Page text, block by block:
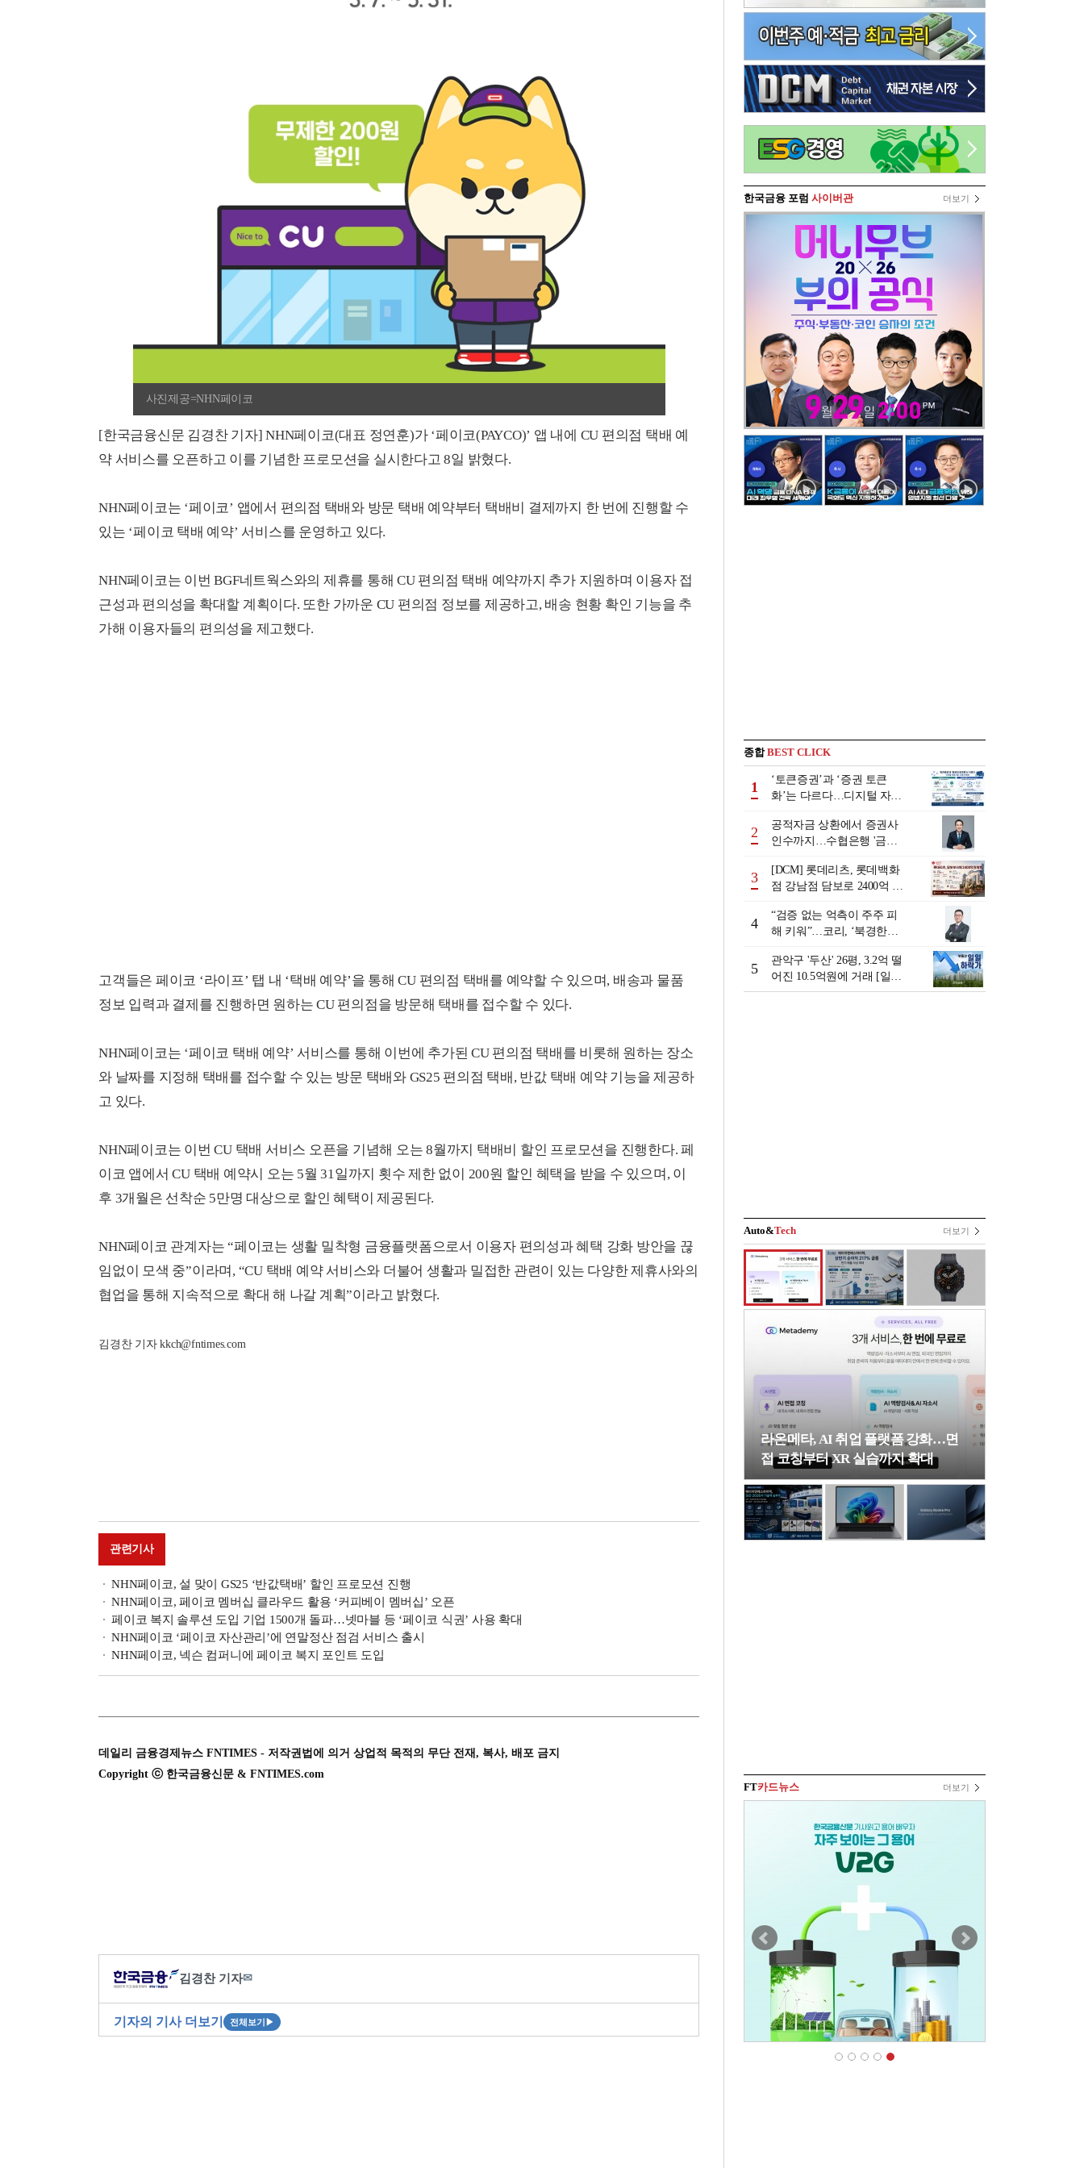
사진제공=NHN페이코
[한국금융신문 김경찬 기자] NHN페이코(대표 정연훈)가 ‘페이코(PAYCO)’ 앱 내에 CU 편의점 택배 예
약 서비스를 오픈하고 이를 기념한 프로모션을 실시한다고 8일 밝혔다.
NHN페이코는 ‘페이코’ 앱에서 편의점 택배와 방문 택배 예약부터 택배비 결제까지 한 번에 진행할 수
있는 ‘페이코 택배 예약’ 서비스를 운영하고 있다.
NHN페이코는 이번 BGF네트웍스와의 제휴를 통해 CU 편의점 택배 예약까지 추가 지원하며 이용자 접
근성과 편의성을 확대할 계획이다. 또한 가까운 CU 편의점 정보를 제공하고, 배송 현황 확인 기능을 추
가해 이용자들의 편의성을 제고했다.
고객들은 페이코 ‘라이프’ 탭 내 ‘택배 예약’을 통해 CU 편의점 택배를 예약할 수 있으며, 배송과 물품
정보 입력과 결제를 진행하면 원하는 CU 편의점을 방문해 택배를 접수할 수 있다.
NHN페이코는 ‘페이코 택배 예약’ 서비스를 통해 이번에 추가된 CU 편의점 택배를 비롯해 원하는 장소
와 날짜를 지정해 택배를 접수할 수 있는 방문 택배와 GS25 편의점 택배, 반값 택배 예약 기능을 제공하
고 있다.
NHN페이코는 이번 CU 택배 서비스 오픈을 기념해 오는 8월까지 택배비 할인 프로모션을 진행한다. 페
이코 앱에서 CU 택배 예약시 오는 5월 31일까지 횟수 제한 없이 200원 할인 혜택을 받을 수 있으며, 이
후 3개월은 선착순 5만명 대상으로 할인 혜택이 제공된다.
NHN페이코 관계자는 “페이코는 생활 밀착형 금융플랫폼으로서 이용자 편의성과 혜택 강화 방안을 끊
임없이 모색 중”이라며, “CU 택배 예약 서비스와 더불어 생활과 밀접한 관련이 있는 다양한 제휴사와의
협업을 통해 지속적으로 확대 해 나갈 계획”이라고 밝혔다.
김경찬 기자 kkch@fntimes.com
관련기사
NHN페이코, 설 맞이 GS25 ‘반값택배’ 할인 프로모션 진행
NHN페이코, 페이코 멤버십 클라우드 활용 ‘커피베이 멤버십’ 오픈
페이코 복지 솔루션 도입 기업 1500개 돌파…넷마블 등 ‘페이코 식권’ 사용 확대
NHN페이코 ‘페이코 자산관리’에 연말정산 점검 서비스 출시
NHN페이코, 넥슨 컴퍼니에 페이코 복지 포인트 도입
데일리 금융경제뉴스 FNTIMES - 저작권법에 의거 상업적 목적의 무단 전재, 복사, 배포 금지
Copyright ⓒ 한국금융신문 & FNTIMES.com
김경찬 기자✉
기자의 기사 더보기 전체보기 ▶
한국금융 포럼 사이버관 더보기
종합BEST CLICK
1
‘토큰증권’과 ‘증권 토큰
화’는 다르다…디지털 자본
2
공적자금 상환에서 증권사
인수까지…수협은행 '금융
행 금융그룹의 꿈①]
3
[DCM] 롯데리츠, 롯데백화
점 강남점 담보로 2400억 조
4
“검증 없는 억측이 주주 피
해 키워”…코리, ‘북경한미
5
관악구 '두산' 26평, 3.2억 떨
어진 10.5억원에 거래 [일일
하락가]
Auto&Tech 더보기
라온메타, AI 취업 플랫폼 강화…면
접 코칭부터 XR 실습까지 확대
FT카드뉴스 더보기